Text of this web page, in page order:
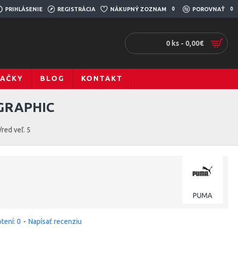
PRIHLÁSENIE REGISTRÁCIA NÁKUPNÝ ZOZNAM 0 POROVNAŤ 0
0 ks - 0,00€
BLOG KONTAKT
veľ. 5
PUMA
0 - Napísať recenziu